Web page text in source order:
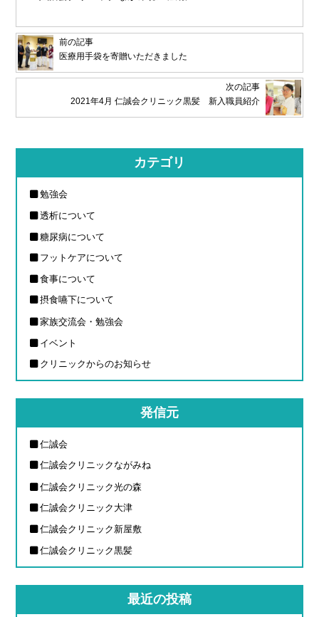
前の記事
医療用手袋を寄贈いただきました
次の記事
2021年4月 仁誠会クリニック黒髪 新入職員紹介
カテゴリ
勉強会
透析について
糖尿病について
フットケアについて
食事について
摂食嚥下について
家族交流会・勉強会
イベント
クリニックからのお知らせ
発信元
仁誠会
仁誠会クリニックながみね
仁誠会クリニック光の森
仁誠会クリニック大津
仁誠会クリニック新屋敷
仁誠会クリニック黒髪
最近の投稿